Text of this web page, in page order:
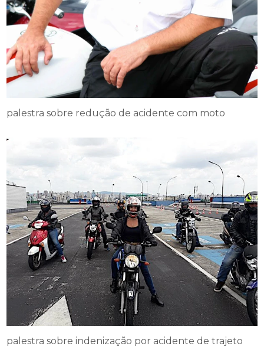
palestra sobre redução de acidente com moto
palestra sobre indenização por acidente de trajeto